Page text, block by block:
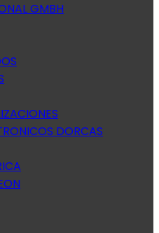
GMBH
DORCAS